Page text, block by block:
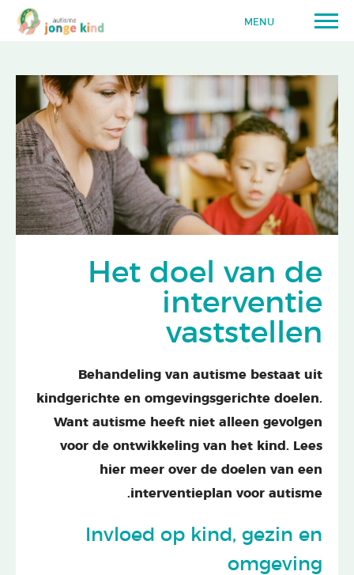
MENU
Het doel van de
interventie
vaststellen
Behandeling van autisme bestaat uit
kindgerichte en omgevingsgerichte doelen.
Want autisme heeft niet alleen gevolgen
voor de ontwikkeling van het kind. Lees
hier meer over de doelen van een
interventieplan voor autisme.
Invloed op kind, gezin en
omgeving